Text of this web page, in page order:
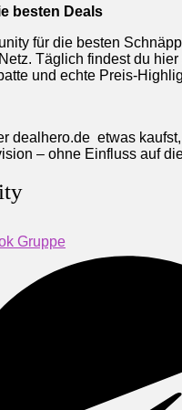
besten Deals
für die besten
Täglich findest du
und echte Preis-
dealhero.de etwas
– ohne Einfluss auf
Gruppe